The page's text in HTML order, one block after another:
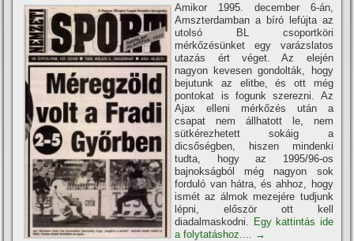
Amikor 1995. december 6-án,
Amszterdamban a bí­ró lefújta az
utolsó BL csoportköri
mérkőzésünket egy varázslatos
utazás ért véget. Az elején
nagyon kevesen gondolták, hogy
bejutunk az elitbe, és ott még
pontokat is fogunk szerezni. Az
Ajax elleni mérkőzés után a
csapat nem állhatott le, nem
sütkérezhetett sokáig a
dicsőségben, hiszen mindenki
tudta, hogy az 1995/96-os
bajnokságból még nagyon sok
forduló van hátra, és ahhoz, hogy
ismét az álmok mezejére tudjunk
lépni, először ott kell
diadalmaskodni.
Egy kattintás ide
a folytatáshoz....
→